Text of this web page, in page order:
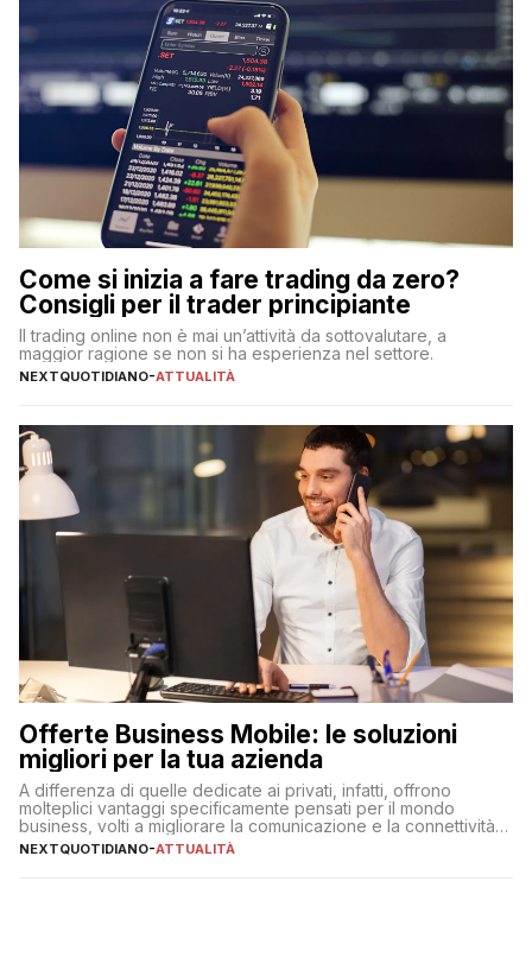
Come si inizia a fare trading da zero?
Consigli per il trader principiante
Il trading online non è mai un’attività da sottovalutare, a
maggior ragione se non si ha esperienza nel settore.
NEXTQUOTIDIANO-ATTUALITÀ
Offerte Business Mobile: le soluzioni
migliori per la tua azienda
A differenza di quelle dedicate ai privati, infatti, offrono
molteplici vantaggi specificamente pensati per il mondo
business, volti a migliorare la comunicazione e la connettività
degli utenti
NEXTQUOTIDIANO-ATTUALITÀ